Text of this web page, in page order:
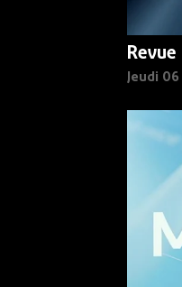
Jeudi